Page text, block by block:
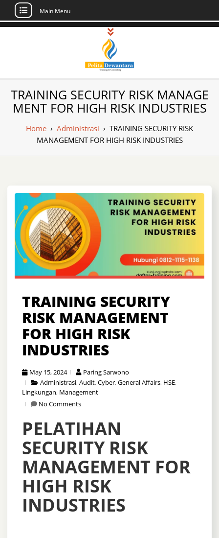
Skip
Main Menu
Pusat Pelatihan
dan Sertifikasi –
Daftar Training
Indonesia
Sertifikasi di Indonesia
TRAINING SECURITY RISK MANAGE
MENT FOR HIGH RISK INDUSTRIES
Home › Administrasi › TRAINING SECURITY RISK
MANAGEMENT FOR HIGH RISK INDUSTRIES
TRAINING SECURITY
RISK MANAGEMENT
FOR HIGH RISK
INDUSTRIES
May 15, 2024
Paring Sarwono
Administrasi,Audit,Cyber,General Affairs, HSE,
Lingkungan, Management
No Comments
PELATIHAN
SECURITY RISK
MANAGEMENT FOR
HIGH RISK
INDUSTRIES